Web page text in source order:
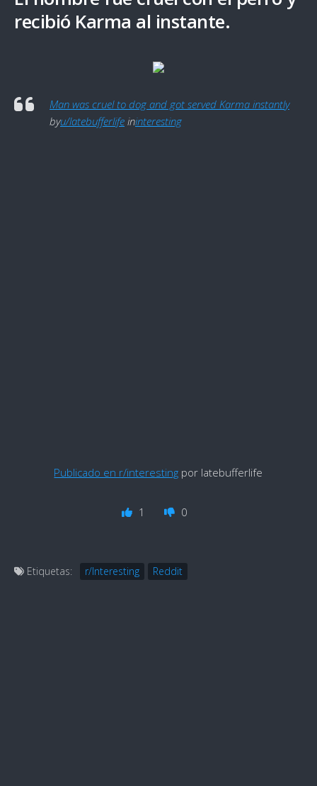
recibió Karma al instante.
Man was cruel to dog and got served Karma instantly
byu/latebufferlife ininteresting
Publicado en r/interesting por latebufferlife
1 0
Etiquetas: r/Interesting Reddit